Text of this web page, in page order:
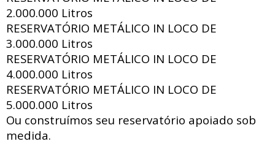
2.000.000 Litros
RESERVATÓRIO METÁLICO IN LOCO DE
3.000.000 Litros
RESERVATÓRIO METÁLICO IN LOCO DE
4.000.000 Litros
RESERVATÓRIO METÁLICO IN LOCO DE
5.000.000 Litros
Ou construímos seu reservatório apoiado sob
medida.